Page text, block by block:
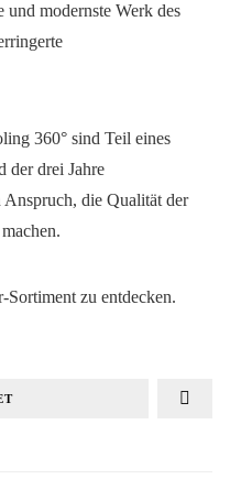
modernste Werk des
360° sind Teil eines
der drei Jahre
die Qualität der
zu entdecken.